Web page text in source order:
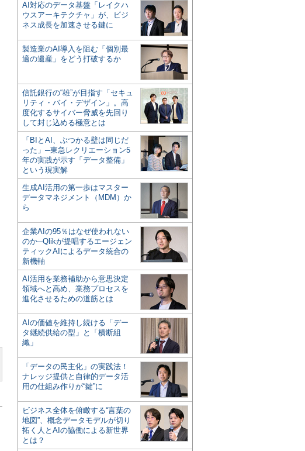
AI対応のデータ基盤「レイクハ
ウスアーキテクチャ」が、ビジ
ネス成長を加速させる鍵に
製造業のAI導入を阻む「個別最
適の遺産」をどう打破するか
信託銀行の“雄”が目指す「セキュ
リティ・バイ・デザイン」。高
度化するサイバー脅威を先回り
して封じ込める極意とは
「BIとAI、ぶつかる壁は同じだ
った」─東急レクリエーション5
年の実践が示す「データ整備」
という現実解
生成AI活用の第一歩はマスター
データマネジメント（MDM）か
ら
企業AIの95％はなぜ使われない
のか─Qlikが提唱するエージェン
ティックAIによるデータ統合の
新機軸
AI活用を業務補助から意思決定
領域へと高め、業務プロセスを
進化させるための道筋とは
AIの価値を維持し続ける「デー
タ継続供給の型」と「横断組
織」
「データの民主化」の実践法！
ナレッジ提供と自律的データ活
用の仕組み作りが“鍵”に
ビジネス全体を俯瞰する“言葉の
地図”、概念データモデルが切り
拓く人とAIの協働による新世界
とは？